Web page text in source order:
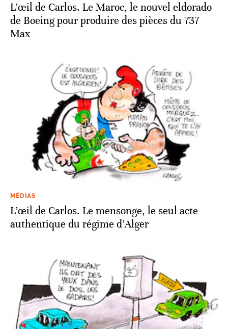
L’œil de Carlos. Le Maroc, le nouvel eldorado
de Boeing pour produire des pièces du 737
Max
MÉDIAS
L’œil de Carlos. Le mensonge, le seul acte
authentique du régime d’Alger